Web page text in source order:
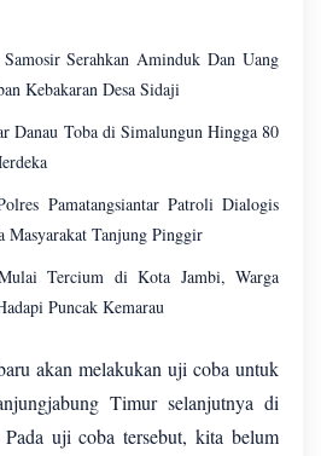
Serahkan Aminduk Dan Uang
Kebakaran Desa Sidaji
Danau Toba di Simalungun Hingga 80
Pamatangsiantar Patroli Dialogis
Masyarakat Tanjung Pinggir
Tercium di Kota Jambi, Warga
Puncak Kemarau
akan melakukan uji coba untuk
Timur selanjutnya di
uji coba tersebut, kita belum